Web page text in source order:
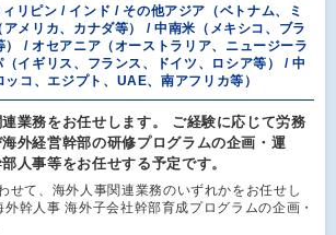
リピン / インド / その他アジア（ベトナム、ミ
メリカ、カナダ等） / 中南米（メキシコ、ブラ
） / オセアニア（オーストラリア、ニュージーラ
イギリス、フランス、ドイツ、ロシア等） / 中
コ、エジプト、UAE、南アフリカ等）
業務をお任せします。 ご経験に応じて労務
外経営幹部の研修プログラムの企画・運
人事等をお任せする予定です。
せて、海外人事関連業務のいずれかをお任せし
外幹人事 海外子会社幹部育成プログラムの企画・